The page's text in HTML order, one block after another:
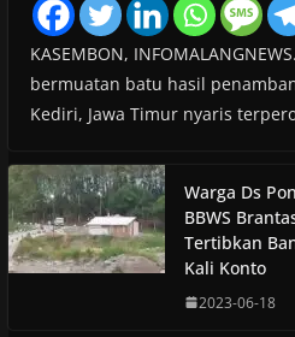
KASEMBON,
bermuatan batu hasil
Kediri, Jawa Timur nyaris
Warga Ds
BBWS
Tertibkan
Kali Konto
2023-06-18